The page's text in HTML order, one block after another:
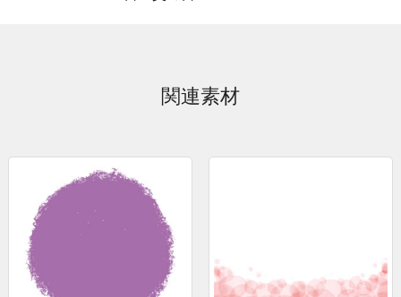
関連素材